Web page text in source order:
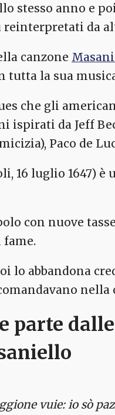
stesso anno e
reinterpretati da
canzone
tutta la sua
che gli
ispirati da Jeff
Paco de
16 luglio 1647) è
con nuove
fame.
lo abbandona
nella
parte
vuie: io sò